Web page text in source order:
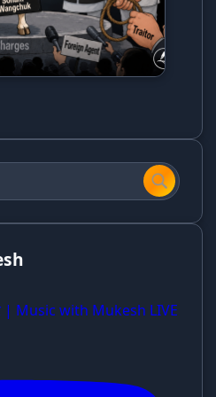
| Music with Mukesh LIVE